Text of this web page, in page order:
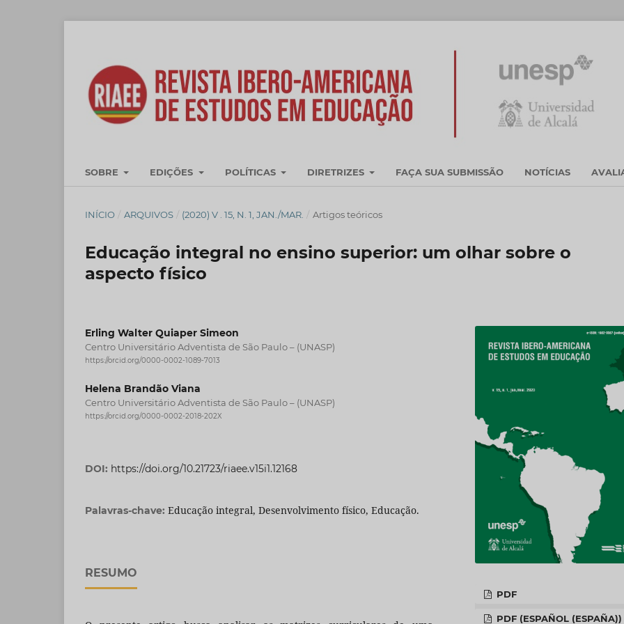
SOBRE EDIÇÕES POLÍTICAS DIRETRIZES FAÇA SUA SUBMISSÃO NOTÍCIAS
INÍCIO / ARQUIVOS / (2020) V . 15, N. 1, JAN./MAR. / Artigos teóricos
Educação integral no ensino superior: um olhar sobre o
aspecto físico
Erling Walter Quiaper Simeon
Centro Universitário Adventista de São Paulo – (UNASP)
https://orcid.org/0000-0002-1089-7013
Helena Brandão Viana
Centro Universitário Adventista de São Paulo – (UNASP)
https://orcid.org/0000-0002-2018-202X
DOI: https://doi.org/10.21723/riaee.v15i1.12168
Palavras-chave: Educação integral, Desenvolvimento físico, Educação.
RESUMO
PDF
PDF (ESPAÑOL (ESPAÑA))